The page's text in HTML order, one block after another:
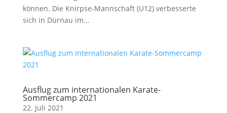
können. Die Knirpse-Mannschaft (U12) verbesserte
sich in Dürnau im...
Ausflug zum internationalen Karate-
Sommercamp 2021
22. Juli 2021